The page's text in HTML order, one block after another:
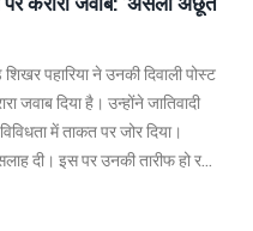
पहारिया ने उनकी दिवाली पोस्ट
जवाब दिया है। उन्होंने जातिवादी
में ताकत पर जोर दिया।
दी। इस पर उनकी तारीफ हो रही